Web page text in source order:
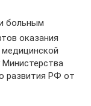
больным
оказания
развития РФ от